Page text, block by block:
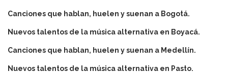
Canciones que hablan, huelen y suenan a Bogotá.
Nuevos talentos de la música alternativa en Boyacá.
Canciones que hablan, huelen y suenan a Medellín.
Nuevos talentos de la música alternativa en Pasto.